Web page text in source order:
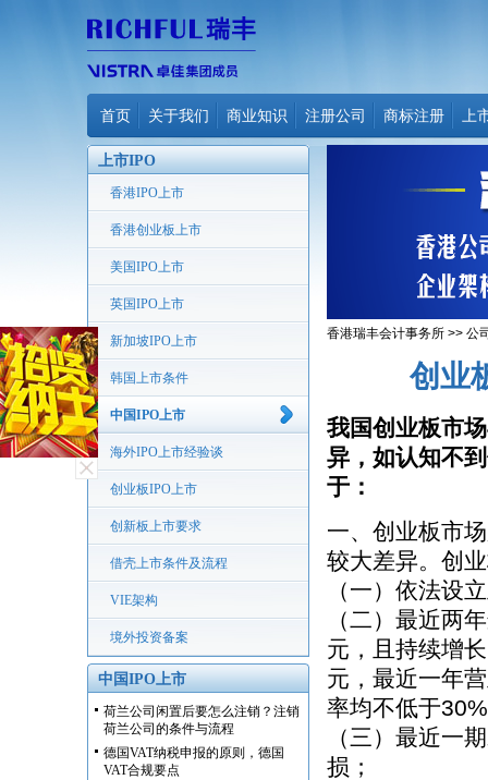
首页 关于我们 商业知识 注册公司 商标注册 上
上市IPO
香港IPO上市
香港创业板上市
美国IPO上市
英国IPO上市
新加坡IPO上市
韩国上市条件
中国IPO上市
海外IPO上市经验谈
创业板IPO上市
创新板上市要求
借壳上市条件及流程
VIE架构
境外投资备案
中国IPO上市
荷兰公司闲置后要怎么注销？注销
荷兰公司的条件与流程
德国VAT纳税申报的原则，德国
VAT合规要点
香港瑞丰会计事务所 >> 公
创业
我国创业板市
异，如认知不
于：
一、创业板市
较大差异。创
（一）依法设
（二）最近两
元，且持续增
元，最近一年
率均不低于
（三）最近一
损；